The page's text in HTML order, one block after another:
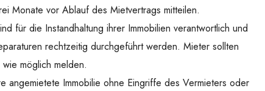
Monate vor Ablauf des Mietvertrags mitteilen.
für die Instandhaltung ihrer Immobilien verantwortlich und
rechtzeitig durchgeführt werden. Mieter sollten
möglich melden.
angemietete Immobilie ohne Eingriffe des Vermieters oder